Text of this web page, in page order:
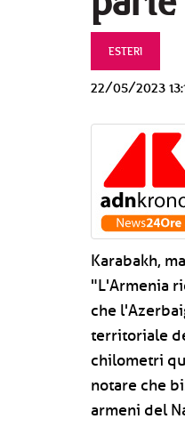
ESTERI
22/05/2023
Karabakh,
"L'Armenia
che
territoriale
chilometri
notare che
armeni del